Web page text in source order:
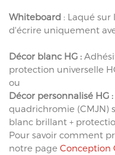
Whiteboard : Laqué sur
d'écrire uniquement
Décor blanc HG :
protection universelle
ou
Décor personnalisé HG :
quadrichromie (CMJN)
blanc brillant +
Pour savoir comment
notre page Conception